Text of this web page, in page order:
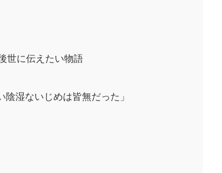
世に伝えたい物語
湿ないじめは皆無だった」